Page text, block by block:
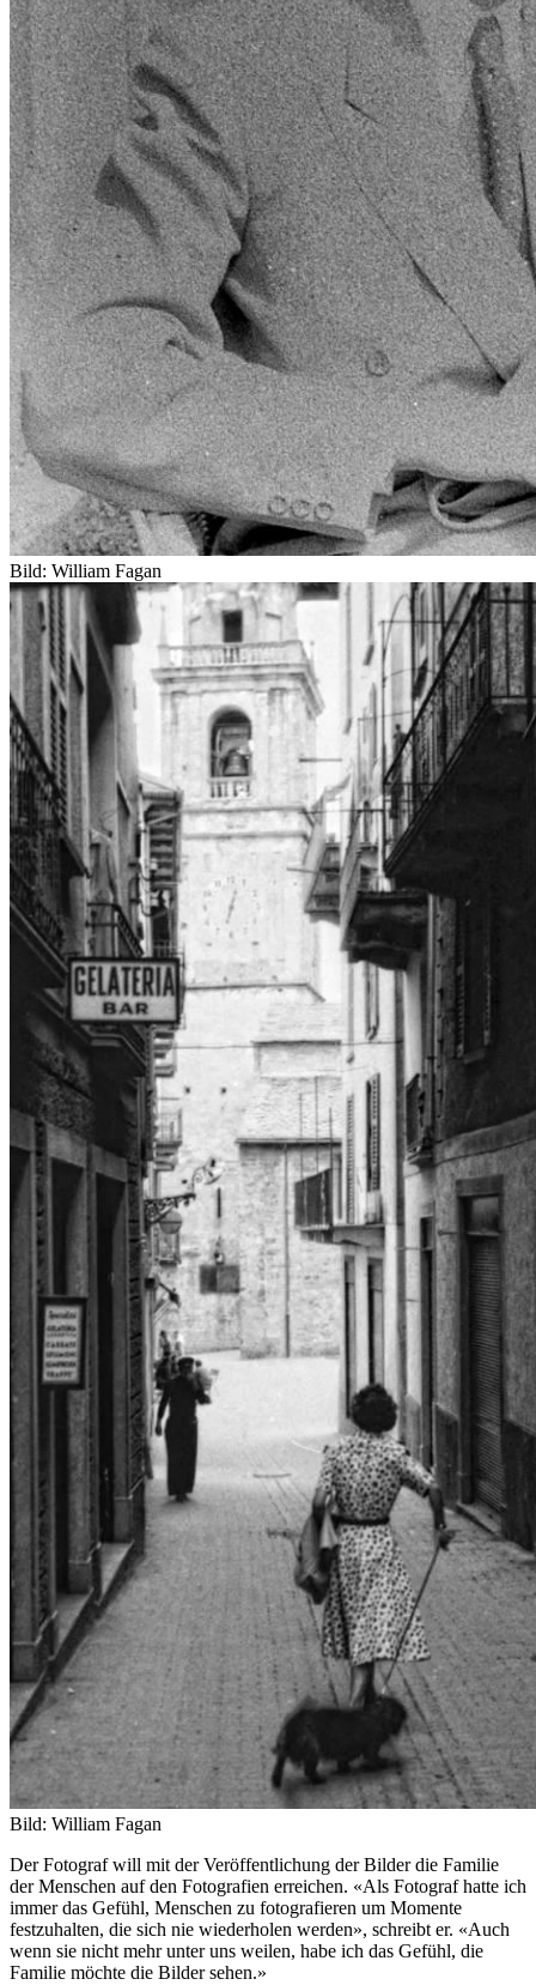
Bild: William Fagan
Bild: William Fagan
Der Fotograf will mit der Veröffentlichung der Bilder die Familie
der Menschen auf den Fotografien erreichen. «Als Fotograf hatte ich
immer das Gefühl, Menschen zu fotografieren um Momente
festzuhalten, die sich nie wiederholen werden», schreibt er. «Auch
wenn sie nicht mehr unter uns weilen, habe ich das Gefühl, die
Familie möchte die Bilder sehen.»